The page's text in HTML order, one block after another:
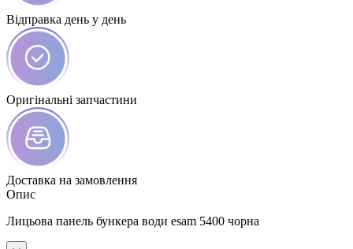
Відправка день у день
Оригінальні запчастини
Доставка на замовлення
Опис
Лицьова панель бункера води esam 5400 чорна